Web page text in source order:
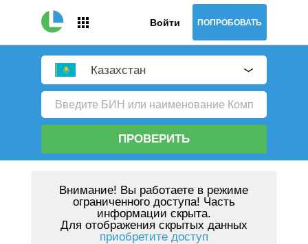
Войти ПОПРОБОВАТЬ
Казахстан
ПРОВЕРИТЬ
Внимание! Вы работаете в режиме
ограниченного доступа! Часть
информации скрыта.
Для отображения скрытых данных
приобретите доступ